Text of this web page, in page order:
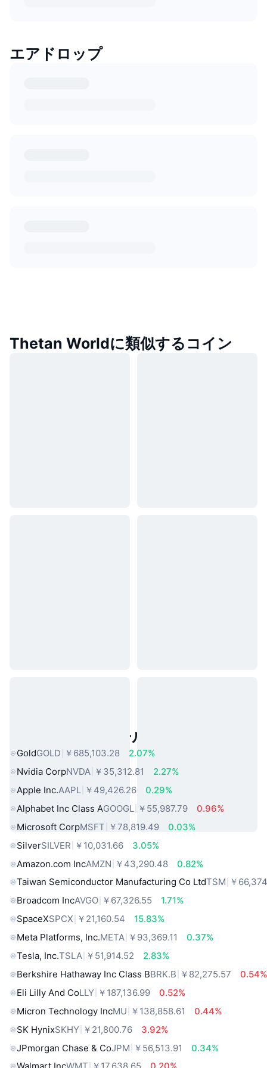
エアドロップ
Thetan Worldに類似するコイン
人気のリアルワールドアセット
GoldGOLD ￥685,103.28
2.07%
Nvidia CorpNVDA ￥35,312.81
2.27%
Apple Inc.AAPL ￥49,426.26
0.29%
Alphabet Inc Class AGOOGL ￥55,987.79
0.96%
Microsoft CorpMSFT ￥78,819.49
0.03%
SilverSILVER ￥10,031.66
3.05%
Amazon.com IncAMZN ￥43,290.48
0.82%
Taiwan Semiconductor Manufacturing Co LtdTSM ￥
Broadcom IncAVGO ￥67,326.55
1.71%
SpaceXSPCX ￥21,160.54
15.83%
Meta Platforms, Inc.META ￥93,369.11
0.37%
Tesla, Inc.TSLA ￥51,914.52
2.83%
Berkshire Hathaway Inc Class BBRK.B ￥82,275.57
0.54%
Eli Lilly And CoLLY ￥187,136.99
0.52%
Micron Technology IncMU ￥138,858.61
0.44%
SK HynixSKHY ￥21,800.76
3.92%
JPmorgan Chase & CoJPM ￥56,513.91
0.34%